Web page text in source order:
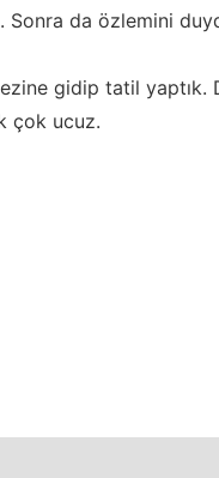
Sonra da özlemini
gidip tatil yaptık.
çok ucuz.